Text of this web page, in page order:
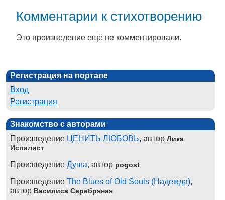
Комментарии к стихотворению
Это произведение ещё не комментировали.
Регистрация на портале
Вход
Регистрация
Знакомство с авторами
Произведение ЦЕНИТЬ ЛЮБОВЬ, автор Лика
Испилист
Произведение Душа, автор pogost
Произведение The Blues of Old Souls (Надежда),
автор Василиса Серебряная